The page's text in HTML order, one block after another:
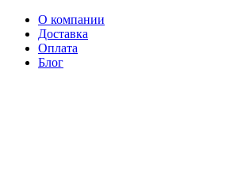
О компании
Доставка
Оплата
Блог